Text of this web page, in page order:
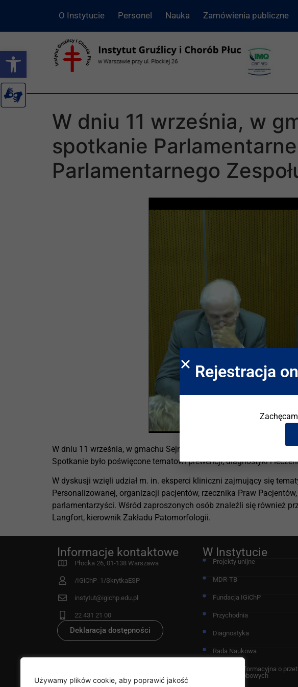
Otwórz pasek narzędzi
Używamy plików cookie, aby poprawić jakość
O Instytucie Personel Nauka Zamówienia publiczne
W dniu 11 września, w
spotkanie
Parlamentarnego
W dniu 11 września, w gmachu Sejmu miało miejsce spotkanie
Spotkanie było poświęcone tematowi prewencji, diagnostyki i
W dyskusji wzięli udział m. in. eksperci kliniczni zajmujący się
Personalizowanej, organizacji pacjentów, rzecznika Praw
parlamentarzyści. Wśród zaproszonych osób znaleźli się również
Langfort, kierownik Zakładu Patomorfologii.
Informacje kontaktowe
Płocka 26, 01-138 Warszawa
/IGiChP_1/SkrytkaESP
instytut@igichp.edu.pl
22 431 21 00
Deklaracja dostępności
W Instytucie
Projekty unijne
MDR-TB
Fundacja IGiChP
Przychodnia
Diagnostyka
Rada Naukowa
Klauzula informacyjna o
danych osobowych
Rejestracja